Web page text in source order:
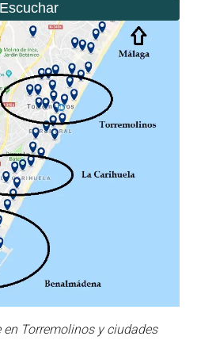
Torremolinos y ciudades